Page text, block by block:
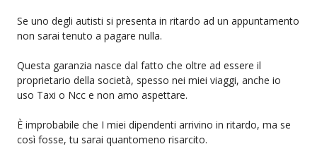
Se uno degli autisti si presenta in ritardo ad un appuntamento
non sarai tenuto a pagare nulla.
Questa garanzia nasce dal fatto che oltre ad essere il
proprietario della società, spesso nei miei viaggi, anche io
uso Taxi o Ncc e non amo aspettare.
È improbabile che I miei dipendenti arrivino in ritardo, ma se
così fosse, tu sarai quantomeno risarcito.